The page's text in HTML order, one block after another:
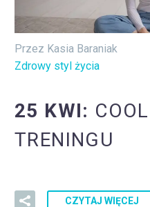
Przez Kasia Baraniak
Zdrowy styl życia
25 KWI:
TRENINGU
CZYTAJ WIĘCEJ